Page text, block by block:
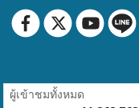
ผู้เข้าชมทั้งหมด